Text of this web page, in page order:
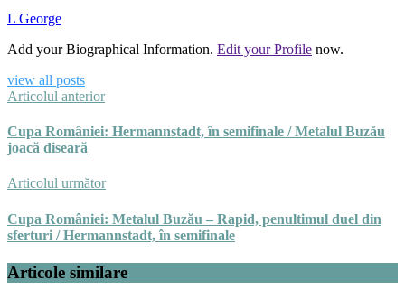
L George
Add your Biographical Information. Edit your Profile now.
view all posts
Articolul anterior
Cupa României: Hermannstadt, în semifinale / Metalul Buzău
joacă diseară
Articolul următor
Cupa României: Metalul Buzău – Rapid, penultimul duel din
sferturi / Hermannstadt, în semifinale
Articole similare